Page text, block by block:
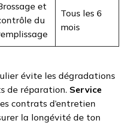
et
du
Tous les 6
mois
évite les dégradations
de réparation. Service
contrats d’entretien
la longévité de ton